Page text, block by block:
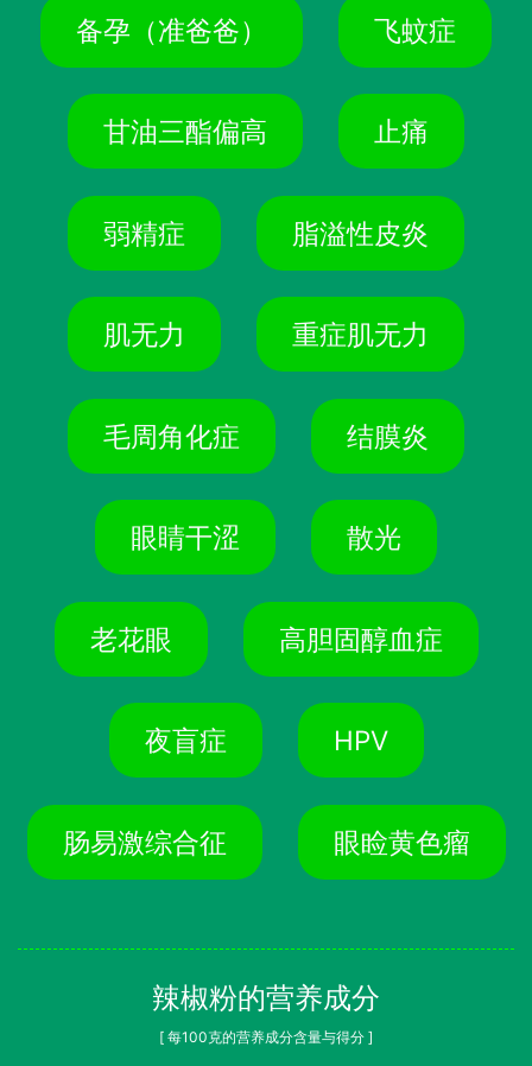
备孕（准爸爸） 飞蚊症
甘油三酯偏高 止痛
弱精症 脂溢性皮炎
肌无力 重症肌无力
毛周角化症 结膜炎
眼睛干涩 散光
老花眼 高胆固醇血症
夜盲症 HPV
肠易激综合征 眼睑黄色瘤
辣椒粉的营养成分
[ 每100克的营养成分含量与得分 ]